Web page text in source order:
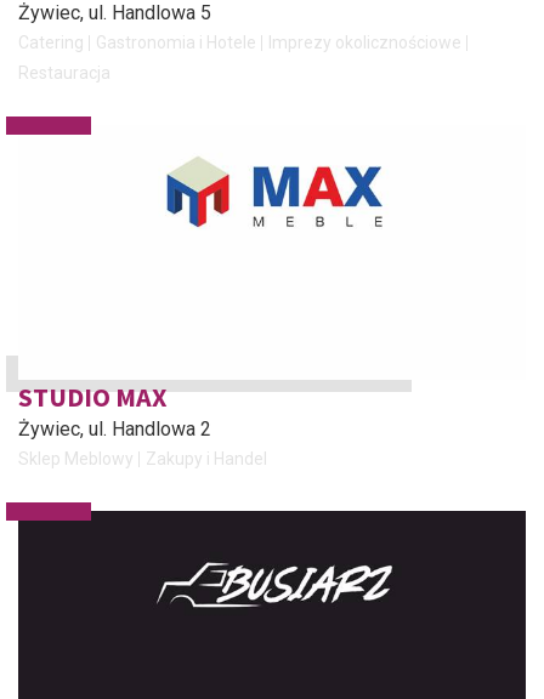
Żywiec, ul. Handlowa 5
Catering Gastronomia i Hotele
Imprezy okolicznościowe
Restauracja
STUDIO MAX
Żywiec, ul. Handlowa 2
Sklep Meblowy Zakupy i Handel